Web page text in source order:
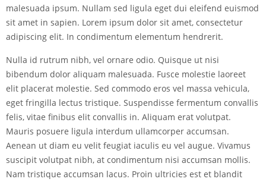
malesuada ipsum. Nullam sed ligula eget dui eleifend euismod
sit amet in sapien. Lorem ipsum dolor sit amet, consectetur
adipiscing elit. In condimentum elementum hendrerit.
Nulla id rutrum nibh, vel ornare odio. Quisque ut nisi
bibendum dolor aliquam malesuada. Fusce molestie laoreet
elit placerat molestie. Sed commodo eros vel massa vehicula,
eget fringilla lectus tristique. Suspendisse fermentum convallis
felis, vitae finibus elit convallis in. Aliquam erat volutpat.
Mauris posuere ligula interdum ullamcorper accumsan.
Aenean ut diam eu velit feugiat iaculis eu vel augue. Vivamus
suscipit volutpat nibh, at condimentum nisi accumsan mollis.
Nam tristique accumsan lacus. Proin ultricies est et blandit